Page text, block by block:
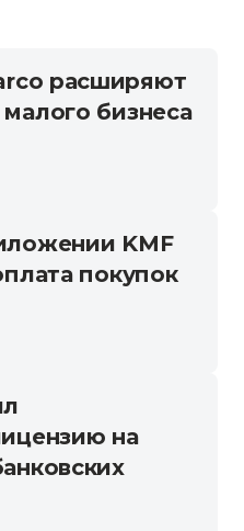
расширяют
бизнеса
KMF
покупок
на